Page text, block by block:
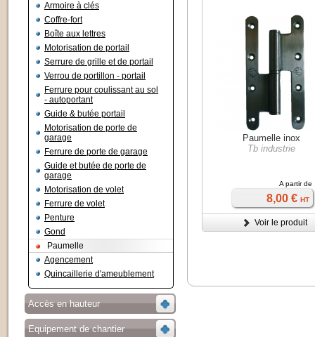
Armoire à clés
Coffre-fort
Boîte aux lettres
Motorisation de portail
Serrure de grille et de portail
Verrou de portillon - portail
Ferrure pour coulissant au sol
- autoportant
Guide & butée portail
Motorisation de porte de
garage
Ferrure de porte de garage
Guide et butée de porte de
garage
Motorisation de volet
Ferrure de volet
Penture
Gond
Paumelle
Agencement
Quincaillerie d'ameublement
Accès en hauteur
Equipement de chantier
Paumelle inox
Tb industrie
A partir de
8,00 € HT
Voir le produit